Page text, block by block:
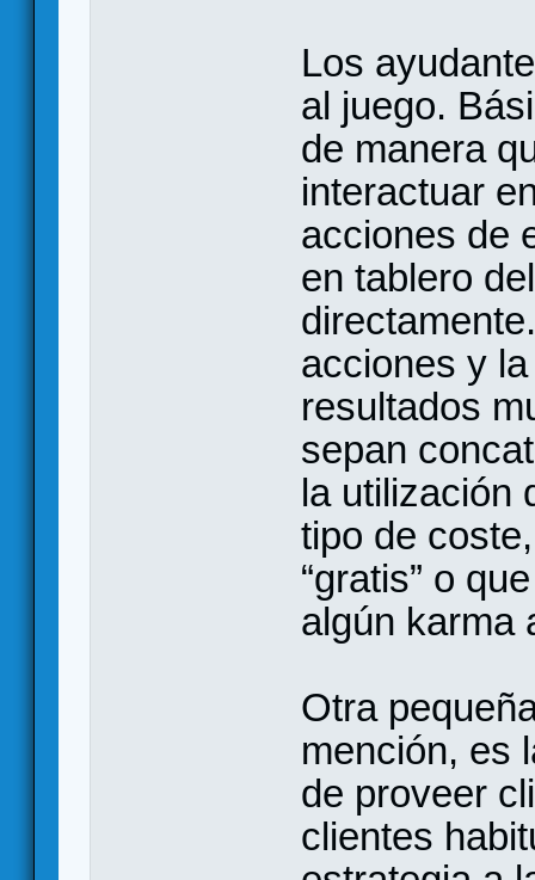
Los
al juego.
de manera
interactuar
acciones de
en tablero
acciones y
resultados
sepan
la utilización
tipo de
“gratis” o
algún karma
Otra
mención, es
de proveer
clientes